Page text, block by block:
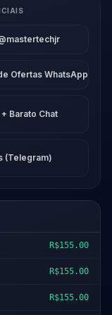
Ofertas WhatsApp
+ Barato Chat
(Telegram)
R$155.00
R$155.00
R$155.00